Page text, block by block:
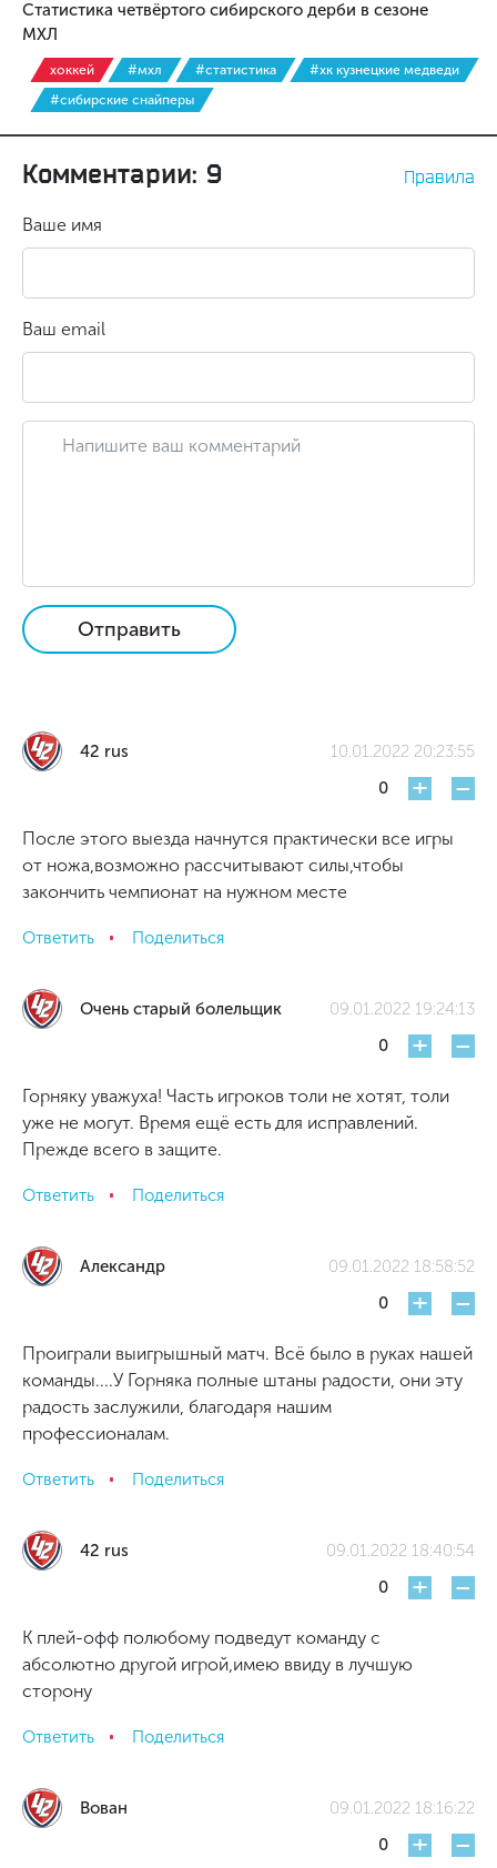
Статистика четвёртого сибирского дерби в сезоне
МХЛ
хоккей #мхл #статистика
#хк кузнецкие медведи
#сибирские снайперы
Комментарии: 9 Правила
Ваше имя
Ваш email
Отправить
42 rus
10.01.2022 20:23:55
0
+ -
После этого выезда начнутся практически все игры
от ножа,возможно рассчитывают силы,чтобы
закончить чемпионат на нужном месте
Ответить Поделиться
Очень старый болельщик
09.01.2022 19:24:13
0
+ -
Горняку уважуха! Часть игроков толи не хотят, толи
уже не могут. Время ещё есть для исправлений.
Прежде всего в защите.
Ответить Поделиться
Александр
09.01.2022 18:58:52
0
+ -
Проиграли выигрышный матч. Всё было в руках нашей
команды....У Горняка полные штаны радости, они эту
радость заслужили, благодаря нашим
профессионалам.
Ответить Поделиться
42 rus
09.01.2022 18:40:54
0
+ -
К плей-офф полюбому подведут команду с
абсолютно другой игрой,имею ввиду в лучшую
сторону
Ответить Поделиться
Вован
09.01.2022 18:16:22
0
+ -